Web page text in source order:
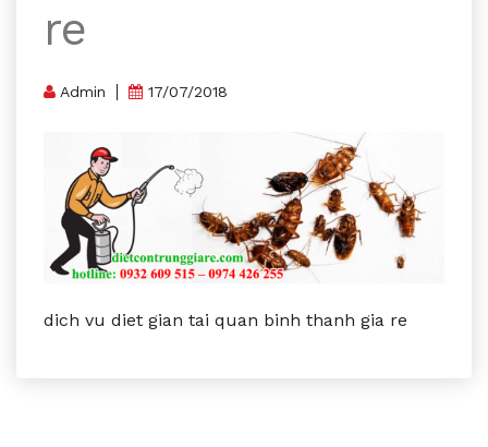
re
Admin 17/07/2018
dich vu diet gian tai quan binh thanh gia re